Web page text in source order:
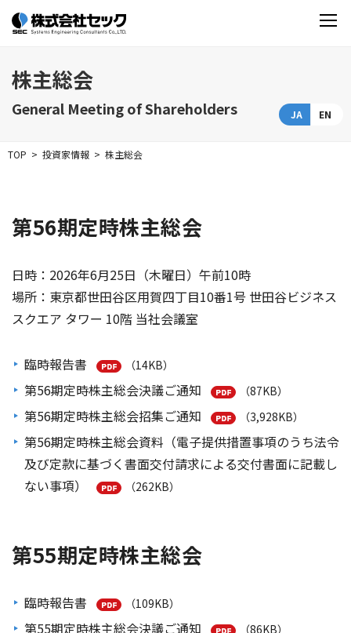
株主総会
General Meeting of Shareholders JA EN
TOP 投資家情報 株主総会
第56期定時株主総会
日時：2026年6月25日（木曜日）午前10時
場所：東京都世田谷区用賀四丁目10番1号 世田谷ビジネス
スクエア タワー 10階 当社会議室
臨時報告書 （14KB）
第56期定時株主総会決議ご通知 （87KB）
第56期定時株主総会招集ご通知 （3,928KB）
第56期定時株主総会資料（電子提供措置事項のうち法令
及び定款に基づく書面交付請求による交付書面に記載し
ない事項）
（262KB）
第55期定時株主総会
臨時報告書 （109KB）
第55期定時株主総会決議ご通知 （86KB）